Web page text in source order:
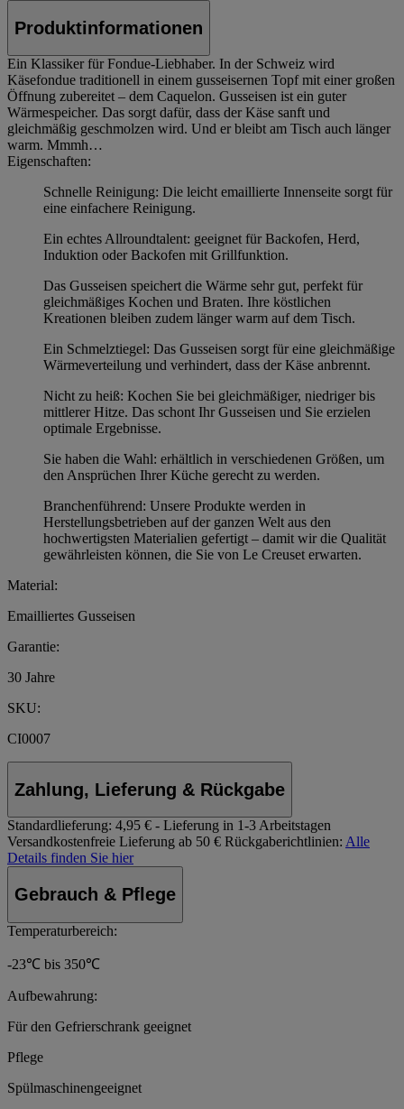
Produktinformationen
Ein Klassiker für Fondue-Liebhaber. In der Schweiz wird
Käsefondue traditionell in einem gusseisernen Topf mit einer großen
Öffnung zubereitet – dem Caquelon. Gusseisen ist ein guter
Wärmespeicher. Das sorgt dafür, dass der Käse sanft und
gleichmäßig geschmolzen wird. Und er bleibt am Tisch auch länger
warm. Mmmh…
Eigenschaften:
Schnelle Reinigung: Die leicht emaillierte Innenseite sorgt für
eine einfachere Reinigung.
Ein echtes Allroundtalent: geeignet für Backofen, Herd,
Induktion oder Backofen mit Grillfunktion.
Das Gusseisen speichert die Wärme sehr gut, perfekt für
gleichmäßiges Kochen und Braten. Ihre köstlichen
Kreationen bleiben zudem länger warm auf dem Tisch.
Ein Schmelztiegel: Das Gusseisen sorgt für eine gleichmäßige
Wärmeverteilung und verhindert, dass der Käse anbrennt.
Nicht zu heiß: Kochen Sie bei gleichmäßiger, niedriger bis
mittlerer Hitze. Das schont Ihr Gusseisen und Sie erzielen
optimale Ergebnisse.
Sie haben die Wahl: erhältlich in verschiedenen Größen, um
den Ansprüchen Ihrer Küche gerecht zu werden.
Branchenführend: Unsere Produkte werden in
Herstellungsbetrieben auf der ganzen Welt aus den
hochwertigsten Materialien gefertigt – damit wir die Qualität
gewährleisten können, die Sie von Le Creuset erwarten.
Material:
Emailliertes Gusseisen
Garantie:
30 Jahre
SKU:
CI0007
Zahlung, Lieferung & Rückgabe
Standardlieferung: 4,95 € - Lieferung in 1-3 Arbeitstagen
Versandkostenfreie Lieferung ab 50 € Rückgaberichtlinien: Alle
Details finden Sie hier
Gebrauch & Pflege
Temperaturbereich:
-23℃ bis 350℃
Aufbewahrung:
Für den Gefrierschrank geeignet
Pflege
Spülmaschinengeeignet